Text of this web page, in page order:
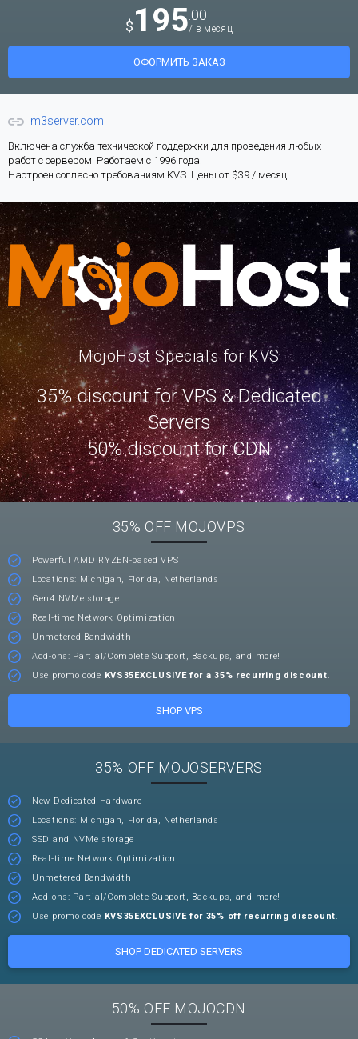
$195.00
/ в месяц
ОФОРМИТЬ ЗАКАЗ
m3server.com
Включена служба технической поддержки для проведения любых
работ с сервером. Работаем с 1996 года.
Настроен согласно требованиям KVS. Цены от $39 / месяц.
MojoHost Specials for KVS
35% discount for VPS & Dedicated
Servers
50% discount for CDN
35% OFF MOJOVPS
Powerful AMD RYZEN-based VPS
Locations: Michigan, Florida, Netherlands
Gen4 NVMe storage
Real-time Network Optimization
Unmetered Bandwidth
Add-ons: Partial/Complete Support, Backups, and more!
Use promo code KVS35EXCLUSIVE for a 35% recurring discount.
SHOP VPS
35% OFF MOJOSERVERS
New Dedicated Hardware
Locations: Michigan, Florida, Netherlands
SSD and NVMe storage
Real-time Network Optimization
Unmetered Bandwidth
Add-ons: Partial/Complete Support, Backups, and more!
Use promo code KVS35EXCLUSIVE for 35% off recurring discount.
SHOP DEDICATED SERVERS
50% OFF MOJOCDN